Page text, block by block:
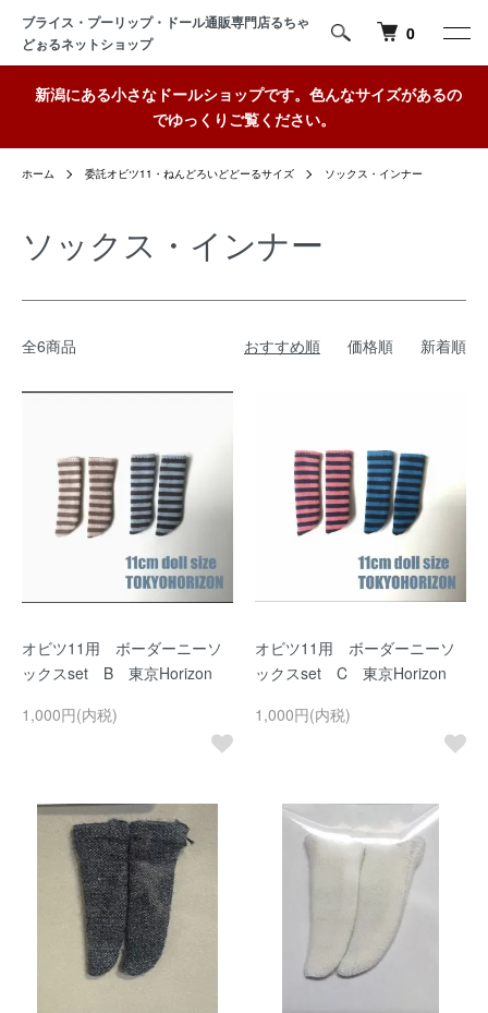
ブライス・プーリップ・ドール通販専門店るちゃ
どぉるネットショップ
0
新潟にある小さなドールショップです。色んなサイズがあるの
でゆっくりご覧ください。
ホーム 委託オビツ11・ねんどろいどどーるサイズ ソックス・インナー
ソックス・インナー
全6商品 おすすめ順 価格順 新着順
オビツ11用 ボーダーニーソ
ックスset B 東京Horizon
1,000円(内税)
オビツ11用 ボーダーニーソ
ックスset C 東京Horizon
1,000円(内税)